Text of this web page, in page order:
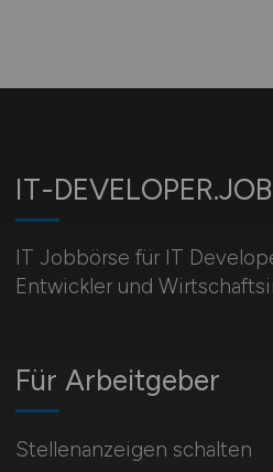
IT-
IT Jobbörse für IT
Entwickler und
Für Arbeitgeber
Stellenanzeigen schalten